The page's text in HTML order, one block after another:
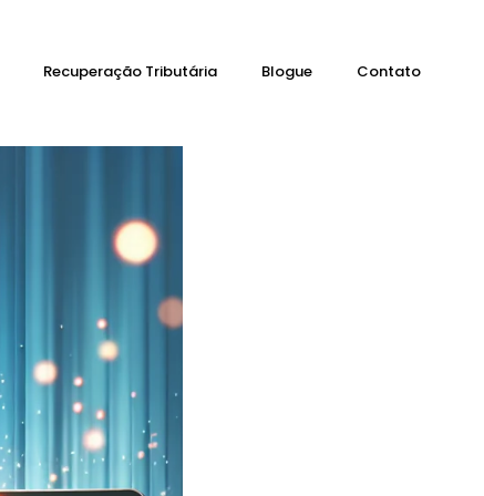
Recuperação Tributária Blogue Contato